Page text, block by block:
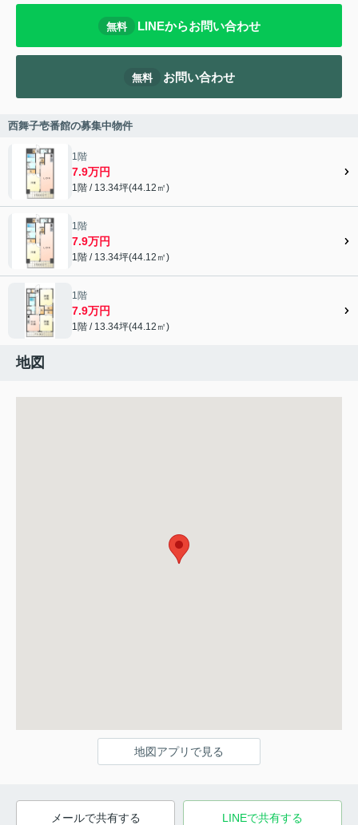
無料 LINEからお問い合わせ
無料 お問い合わせ
西舞子壱番館の募集中物件
1階
7.9万円
1階 / 13.34坪(44.12㎡)
1階
7.9万円
1階 / 13.34坪(44.12㎡)
1階
7.9万円
1階 / 13.34坪(44.12㎡)
地図
地図アプリで見る
メールで共有する LINEで共有する